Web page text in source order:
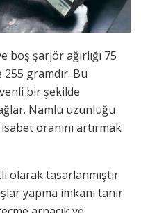
şarjör ağırlığı 75
255 gramdır. Bu
bir şekilde
Namlu uzunluğu
oranını artırmak
olarak tasarlanmıştır
yapma imkanı tanır.